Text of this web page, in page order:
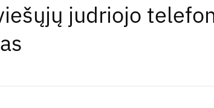
judriojo